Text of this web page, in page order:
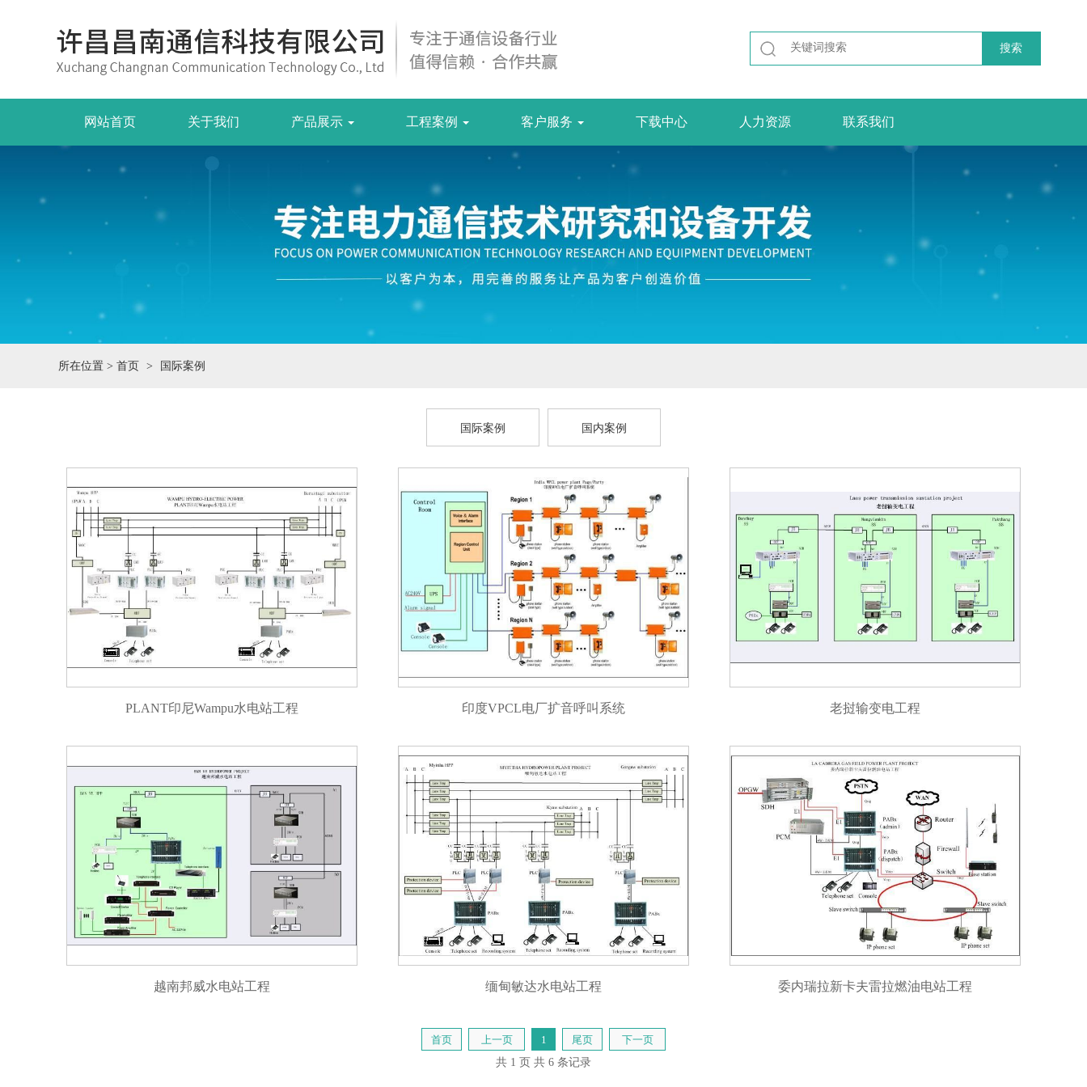
网站首页 关于我们 产品展示 工程案例 客户服务 下载中心 人力资源 联系我们
所在位置 > 首页 国际案例
国际案例 国内案例
PLANT印尼Wampu水电站工程 印度VPCL电厂扩音呼叫系统 老挝输变电工程
越南邦威水电站工程 缅甸敏达水电站工程 委内瑞拉新卡夫雷拉燃油电站工程
首页 上一页 1 尾页
下一页
共 1 页 共 6 条记录